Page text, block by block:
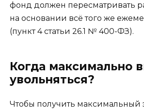
фонд должен пересматривать
на основании всё того же
(пункт 4 статьи 26.1 № 400-ФЗ).
Когда максимально
увольняться?
Чтобы получить максимальный